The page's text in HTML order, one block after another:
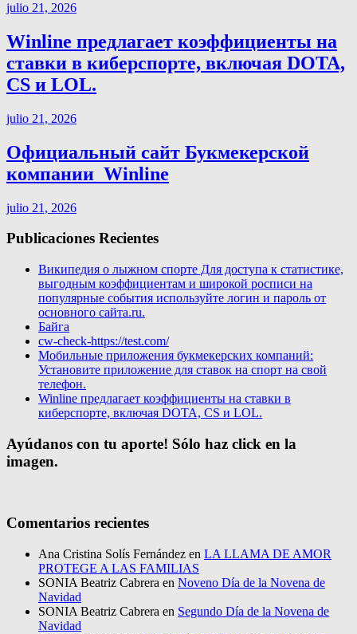
julio 21, 2026
Winline предлагает коэффициенты на
ставки в киберспорте, включая DOTA,
CS и LOL.
julio 21, 2026
Официальный сайт Букмекерской
компании ️ Winline
julio 21, 2026
Publicaciones Recientes
Википедия о лыжном спорте Для доступа к статистике,
выгодным коэффициентам и широкой росписи на
популярные события используйте логин и пароль от
основного сайта.ru.
Байга
cw-check-https://test.com/
Мобильные приложения букмекерских компаний:
Установите приложение для ставок на спорт на свой
телефон.
Winline предлагает коэффициенты на ставки в
киберспорте, включая DOTA, CS и LOL.
Ayúdanos con tu aporte! Sólo haz click en la
imagen.
Comentarios recientes
Ana Cristina Solís Fernández en LA LLAMA DE AMOR
PROTEGE A LAS FAMILIAS
SONIA Beatriz Cabrera en Noveno Día de la Novena de
Navidad
SONIA Beatriz Cabrera en Segundo Día de la Novena de
Navidad